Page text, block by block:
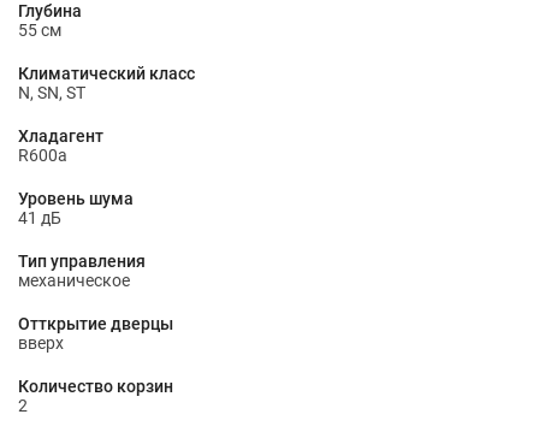
Глубина
55 см
Климатический класс
N, SN, ST
Хладагент
R600a
Уровень шума
41 дБ
Тип управления
механическое
Отткрытие дверцы
вверх
Количество корзин
2